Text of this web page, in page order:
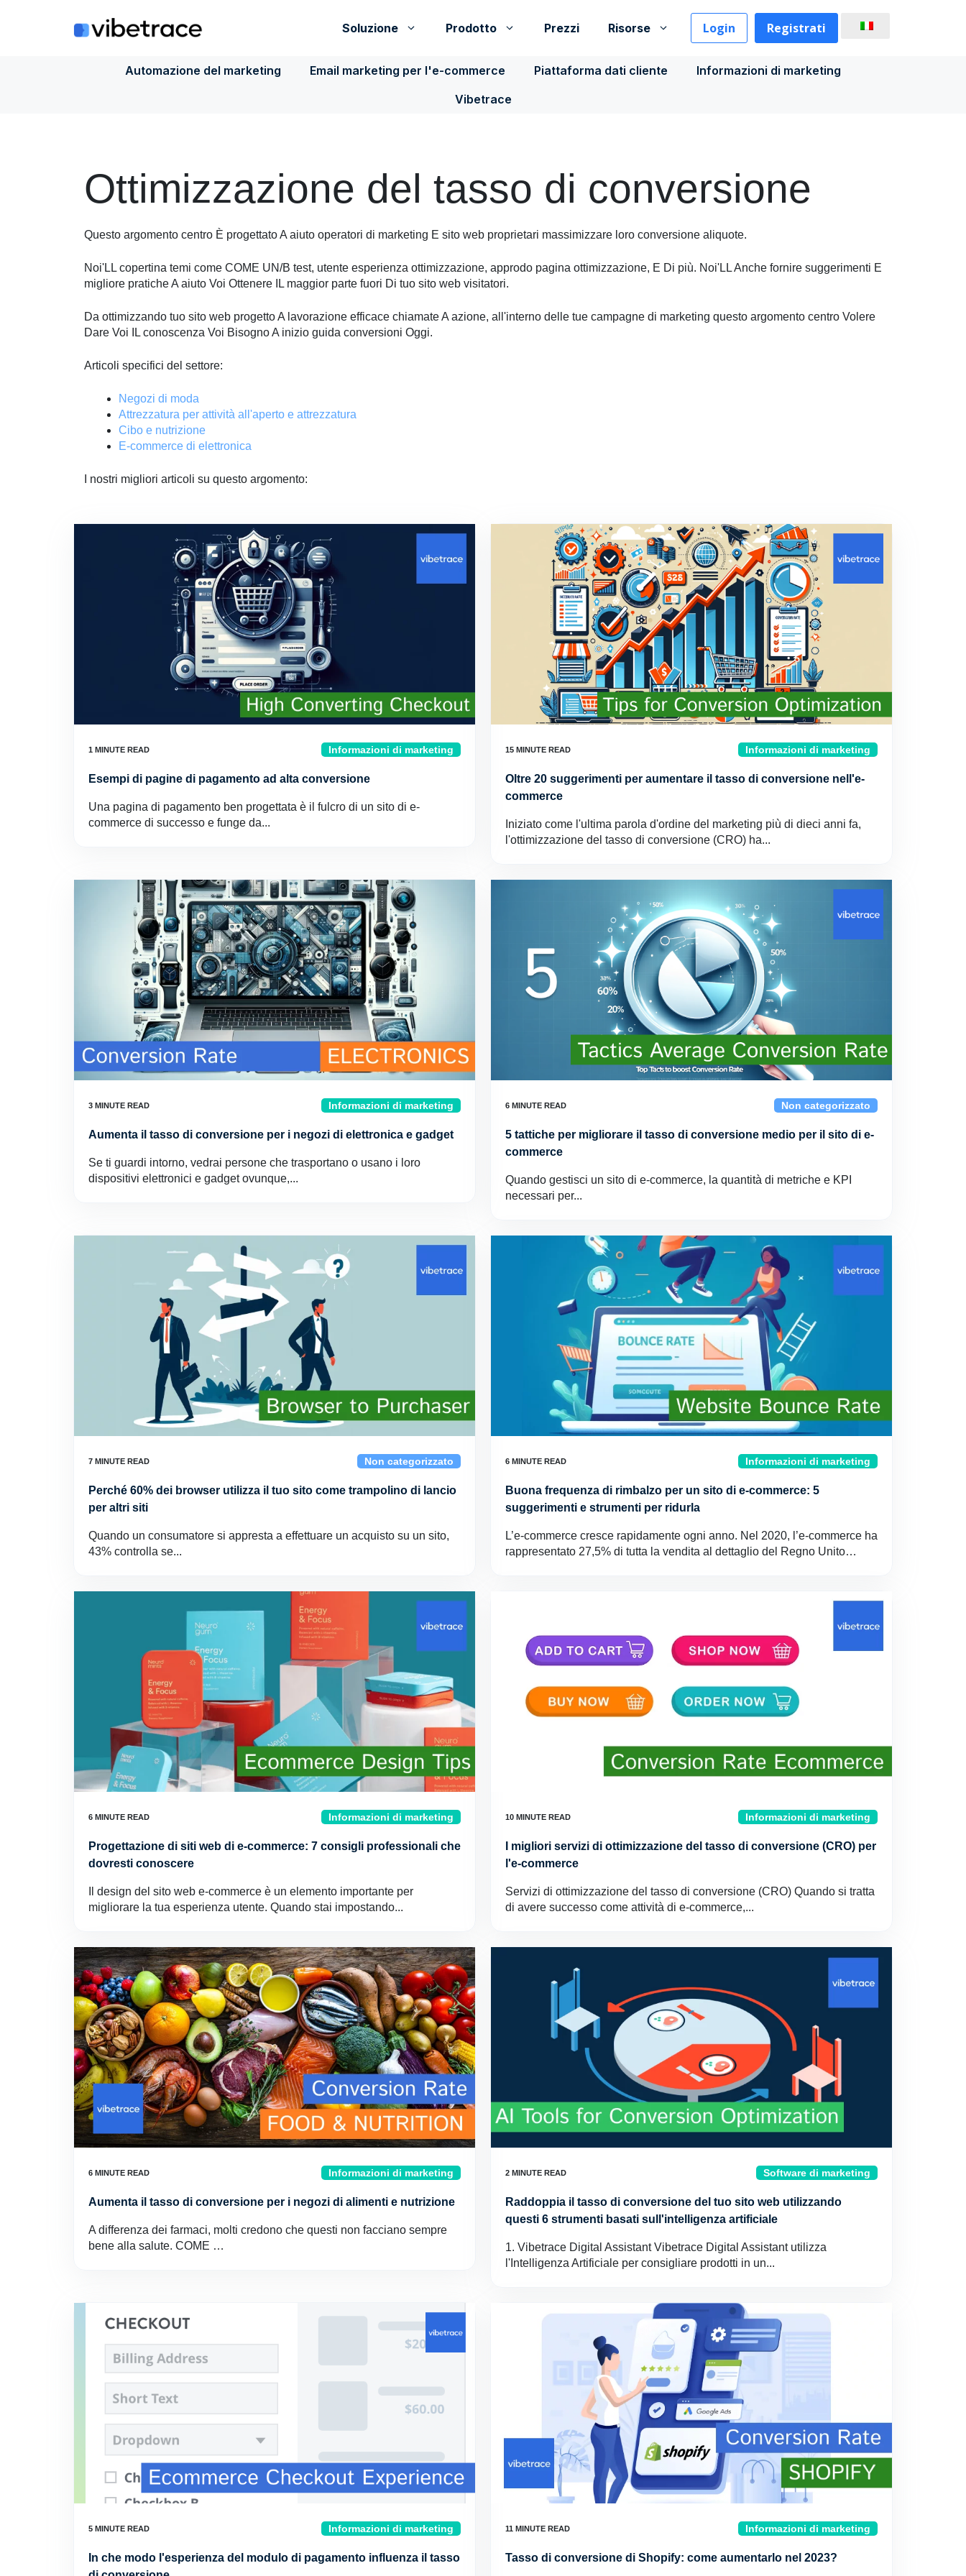
Soluzione Prodotto Prezzi Risorse Login Registrati
Automazione del marketing Email marketing per l'e-commerce Piattaforma dati cliente
Informazioni di marketing
Vibetrace
Ottimizzazione del tasso di conversione
Questo argomento centro È progettatoA aiuto operatori di marketing E sito web proprietari massimizzare loro conversione aliquote.
Noi'LL copertina temi come COME UN/B test, utente esperienza ottimizzazione, approdo pagina ottimizzazione, E Di più. Noi'LLAnche fornire suggerimenti E
migliore praticheA aiuto Voi Ottenere IL maggior parte fuori Di tuo sito web visitatori.
Da ottimizzando tuo sito web progettoA lavorazione efficace chiamateA azione, all'interno delle tue campagne di marketing questo argomento centro Volere
Dare Voi IL conoscenza Voi BisognoA inizio guida conversioni Oggi.
Articoli specifici del settore:
Negozi di moda
Attrezzatura per attività all'aperto e attrezzatura
Cibo e nutrizione
E-commerce di elettronica
I nostri migliori articoli su questo argomento:
Informazioni di marketing
Esempi di pagine di pagamento ad alta conversione
Una pagina di pagamento ben progettata è il fulcro di un sito di e-
commerce di successo e funge da...
Informazioni di marketing
Oltre 20 suggerimenti per aumentare il tasso di conversione nell'e-
commerce
Iniziato come l'ultima parola d'ordine del marketing più di dieci anni fa,
l'ottimizzazione del tasso di conversione (CRO) ha...
Informazioni di marketing
Aumenta il tasso di conversione per i negozi di elettronica e gadget
Se ti guardi intorno, vedrai persone che trasportano o usano i loro
dispositivi elettronici e gadget ovunque,...
Non categorizzato
5 tattiche per migliorare il tasso di conversione medio per il sito di e-
commerce
Quando gestisci un sito di e-commerce, la quantità di metriche e KPI
necessari per...
Non categorizzato
Perché 60% dei browser utilizza il tuo sito come trampolino di lancio
per altri siti
Quando un consumatore si appresta a effettuare un acquisto su un sito,
43% controlla se...
Informazioni di marketing
Buona frequenza di rimbalzo per un sito di e-commerce: 5
suggerimenti e strumenti per ridurla
L’e-commerce cresce rapidamente ogni anno. Nel 2020, l’e-commerce ha
rappresentato 27,5% di tutta la vendita al dettaglio del Regno Unito…
Informazioni di marketing
Progettazione di siti web di e-commerce: 7 consigli professionali che
dovresti conoscere
Il design del sito web e-commerce è un elemento importante per
migliorare la tua esperienza utente. Quando stai impostando...
Informazioni di marketing
I migliori servizi di ottimizzazione del tasso di conversione (CRO) per
l'e-commerce
Servizi di ottimizzazione del tasso di conversione (CRO) Quando si tratta
di avere successo come attività di e-commerce,...
Informazioni di marketing
Aumenta il tasso di conversione per i negozi di alimenti e nutrizione
A differenza dei farmaci, molti credono che questi non facciano sempre
bene alla salute. COME …
Software di marketing
Raddoppia il tasso di conversione del tuo sito web utilizzando
questi 6 strumenti basati sull'intelligenza artificiale
1. Vibetrace Digital Assistant Vibetrace Digital Assistant utilizza
l'Intelligenza Artificiale per consigliare prodotti in un...
Informazioni di marketing
In che modo l'esperienza del modulo di pagamento influenza il tasso
Informazioni di marketing
Tasso di conversione di Shopify: come aumentarlo nel 2023?